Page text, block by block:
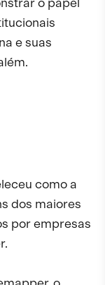
e suas
como a
dos maiores
por empresas